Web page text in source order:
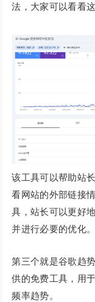
法，大家可以看看这
该工具可以帮助站
看网站的外部链接
具，站长可以更好
并进行必要的优化。
第三个就是谷歌趋
供的免费工具，用
频率趋势。